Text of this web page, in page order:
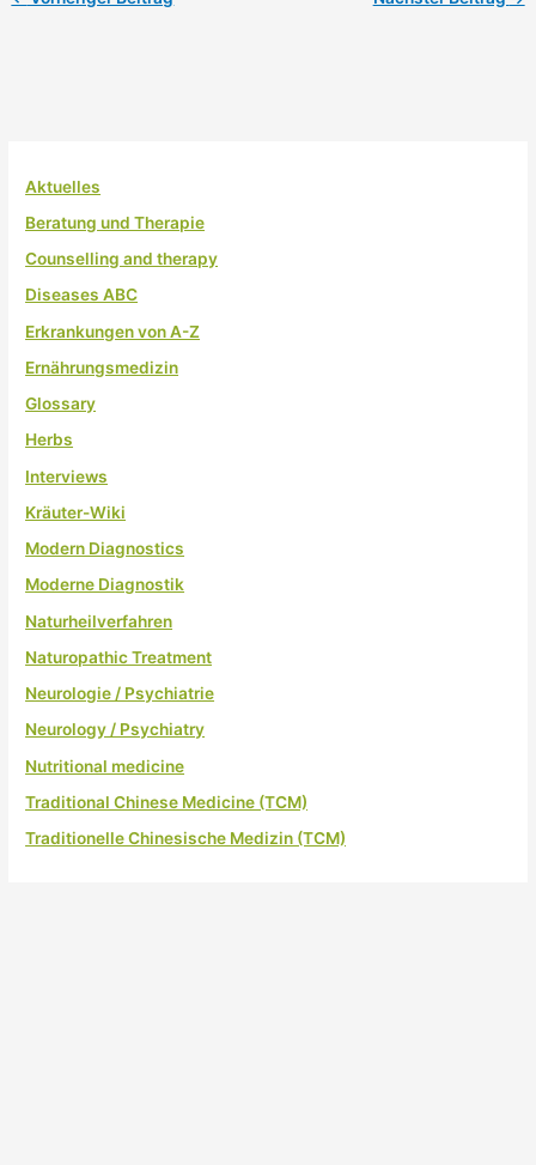
Aktuelles
Beratung und Therapie
Counselling and therapy
Diseases ABC
Erkrankungen von A-Z
Ernährungsmedizin
Glossary
Herbs
Interviews
Kräuter-Wiki
Modern Diagnostics
Moderne Diagnostik
Naturheilverfahren
Naturopathic Treatment
Neurologie / Psychiatrie
Neurology / Psychiatry
Nutritional medicine
Traditional Chinese Medicine (TCM)
Traditionelle Chinesische Medizin (TCM)